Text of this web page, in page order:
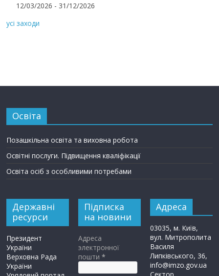
12/03/2026 - 31/12/2026
усі заходи
Освіта
Позашкільна освіта та виховна робота
Освітні послуги. Підвищення кваліфікації
Освіта осіб з особливими потребами
Державні
ресурси
Президент
України
Верховна Рада
України
Підписка
на новини
Адреса
электронної
пошти*
Адреса
03035, м. Київ,
вул. Митрополита
Василя
Липківського, 36,
info@imzo.gov.ua